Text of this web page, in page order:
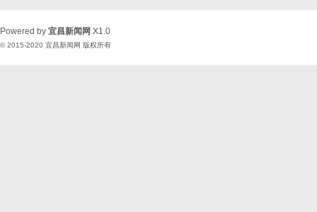
Powered by 宜昌新闻网 X1.0
© 2015-2020 宜昌新闻网 版权所有